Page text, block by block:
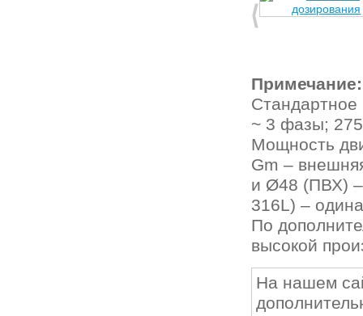
Примечание:
Стандартное
~ 3 фазы;
Мощность
Gm –
и Ø48 (ПВХ)
316L) –
По
высокой
На нашем